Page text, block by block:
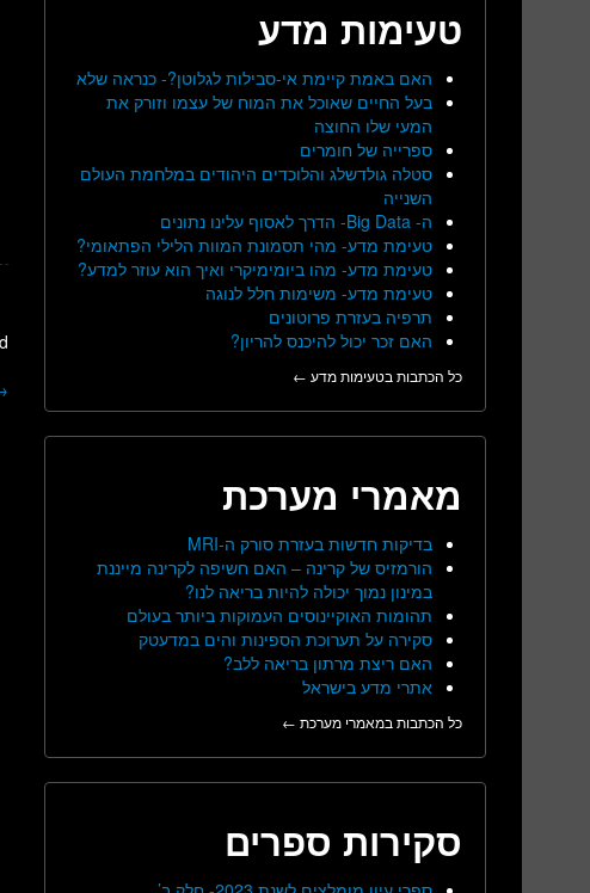
טעימות מדע
האם באמת קיימת אי-סבילות לגלוטן?- כנראה שלא
בעל החיים שאוכל את המוח של עצמו וזורק את
המעי שלו החוצה
ספרייה של חומרים
סטלה גולדשלג והלוכדים היהודים במלחמת העולם
השנייה
ה- Big Data- הדרך לאסוף עלינו נתונים
טעימת מדע- מהי תסמונת המוות הלילי הפתאומי?
טעימת מדע- מהו ביומימיקרי ואיך הוא עוזר למדע?
טעימת מדע- משימות חלל לנוגה
תרפיה בעזרת פרוטונים
האם זכר יכול להיכנס להריון?
כל הכתבות בטעימות מדע ←
מאמרי מערכת
בדיקות חדשות בעזרת סורק ה-MRI
הורמזיס של קרינה – האם חשיפה לקרינה מייננת
במינון נמוך יכולה להיות בריאה לנו?
תהומות האוקיינוסים העמוקות ביותר בעולם
סקירה על תערוכת הספינות והים במדעטק
האם ריצת מרתון בריאה ללב?
אתרי מדע בישראל
כל הכתבות במאמרי מערכת ←
סקירות ספרים